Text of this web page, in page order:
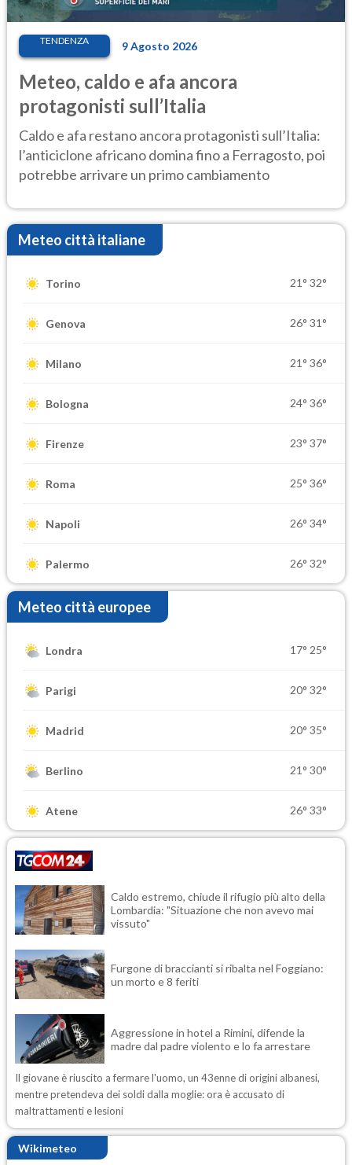
TENDENZA 9 Agosto 2026
Meteo, caldo e afa ancora
protagonisti sull’Italia
Caldo e afa restano ancora protagonisti sull’Italia:
l’anticiclone africano domina fino a Ferragosto, poi
potrebbe arrivare un primo cambiamento
Meteo città italiane
Torino 21° 32°
Genova 26° 31°
Milano 21° 36°
Bologna 24° 36°
Firenze 23° 37°
Roma 25° 36°
Napoli 26° 34°
Palermo 26° 32°
Meteo città europee
Londra 17° 25°
Parigi 20° 32°
Madrid 20° 35°
Berlino 21° 30°
Atene 26° 33°
Caldo estremo, chiude il rifugio più alto della
Lombardia: "Situazione che non avevo mai
vissuto"
Furgone di braccianti si ribalta nel Foggiano:
un morto e 8 feriti
Aggressione in hotel a Rimini, difende la
madre dal padre violento e lo fa arrestare
Il giovane è riuscito a fermare l'uomo, un 43enne di origini albanesi,
mentre pretendeva dei soldi dalla moglie: ora è accusato di
maltrattamenti e lesioni
Wikimeteo